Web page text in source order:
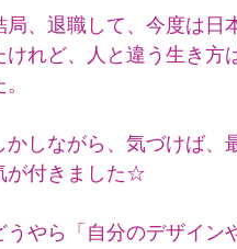
局、退職して、今度は日
けれど、人と違う生き方
かしながら、気づけば、
が付きました☆
うやら「自分のデザイン